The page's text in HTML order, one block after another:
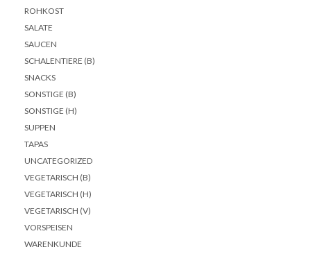
ROHKOST
SALATE
SAUCEN
SCHALENTIERE (B)
SNACKS
SONSTIGE (B)
SONSTIGE (H)
SUPPEN
TAPAS
UNCATEGORIZED
VEGETARISCH (B)
VEGETARISCH (H)
VEGETARISCH (V)
VORSPEISEN
WARENKUNDE